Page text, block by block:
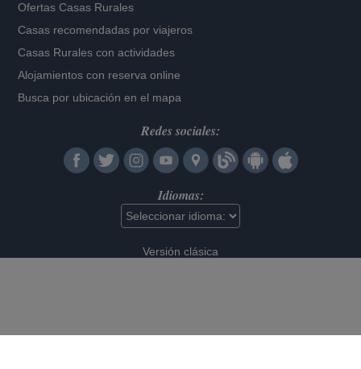
Ofertas Casas Rurales
Casas recomendadas por viajeros
Casas Rurales con actividades
Alojamientos con reserva online
Busca por ubicación en el mapa
Redes sociales:
Idiomas:
Versión clásica